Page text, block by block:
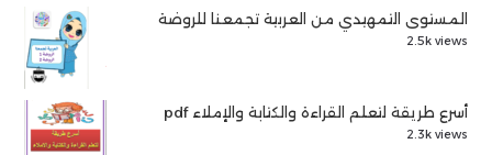
المستوى التمهيدي من العربية تجمعنا للروضة
2.5k views
أسرع طريقة لتعلم القراءة والكتابة والإملاء pdf
2.3k views